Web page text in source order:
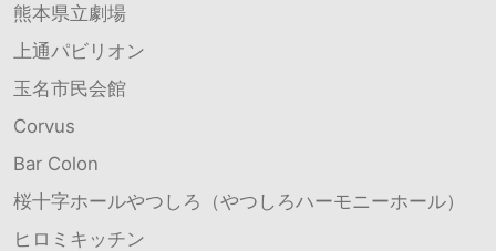
熊本県立劇場
上通パビリオン
玉名市民会館
Corvus
Bar Colon
桜十字ホールやつしろ（やつしろハーモニーホール）
ヒロミキッチン